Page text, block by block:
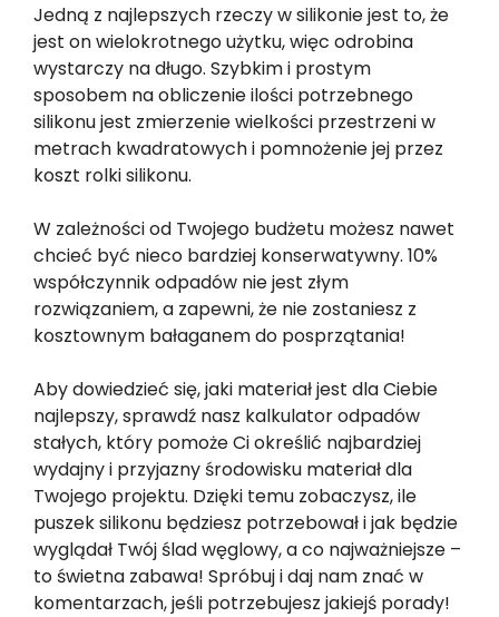
Jedną z najlepszych rzeczy w silikonie jest to, że
jest on wielokrotnego użytku, więc odrobina
wystarczy na długo. Szybkim i prostym
sposobem na obliczenie ilości potrzebnego
silikonu jest zmierzenie wielkości przestrzeni w
metrach kwadratowych i pomnożenie jej przez
koszt rolki silikonu.
W zależności od Twojego budżetu możesz nawet
chcieć być nieco bardziej konserwatywny. 10%
współczynnik odpadów nie jest złym
rozwiązaniem, a zapewni, że nie zostaniesz z
kosztownym bałaganem do posprzątania!
Aby dowiedzieć się, jaki materiał jest dla Ciebie
najlepszy, sprawdź nasz kalkulator odpadów
stałych, który pomoże Ci określić najbardziej
wydajny i przyjazny środowisku materiał dla
Twojego projektu. Dzięki temu zobaczysz, ile
puszek silikonu będziesz potrzebował i jak będzie
wyglądał Twój ślad węglowy, a co najważniejsze –
to świetna zabawa! Spróbuj i daj nam znać w
komentarzach, jeśli potrzebujesz jakiejś porady!